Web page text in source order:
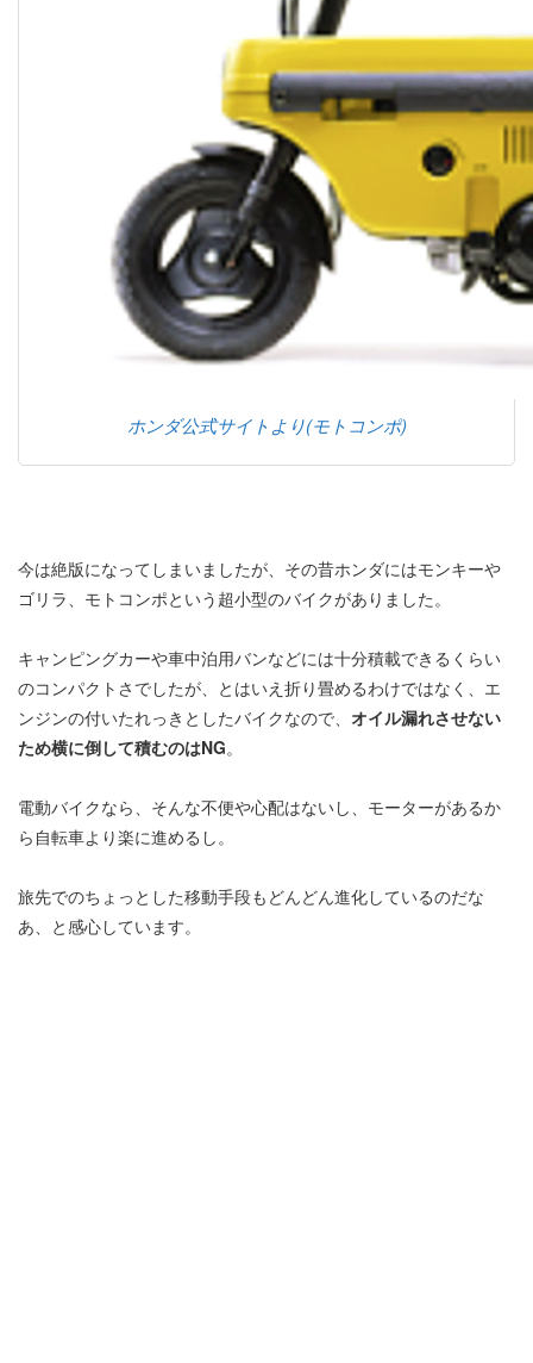
ホンダ公式サイトより(モトコンポ)
今は絶版になってしまいましたが、その昔ホンダにはモンキーや
ゴリラ、モトコンポという超小型のバイクがありました。
キャンピングカーや車中泊用バンなどには十分積載できるくらい
のコンパクトさでしたが、とはいえ折り畳めるわけではなく、エ
ンジンの付いたれっきとしたバイクなので、 オイル漏れさせない
ため横に倒して積むのはNG。
電動バイクなら、そんな不便や心配はないし、モーターがあるか
ら自転車より楽に進めるし。
旅先でのちょっとした移動手段もどんどん進化しているのだな
あ、と感心しています。